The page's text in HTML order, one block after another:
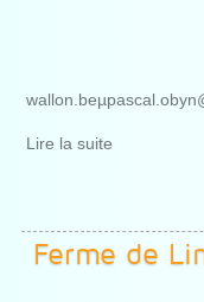
Lire la suite
Ferme de